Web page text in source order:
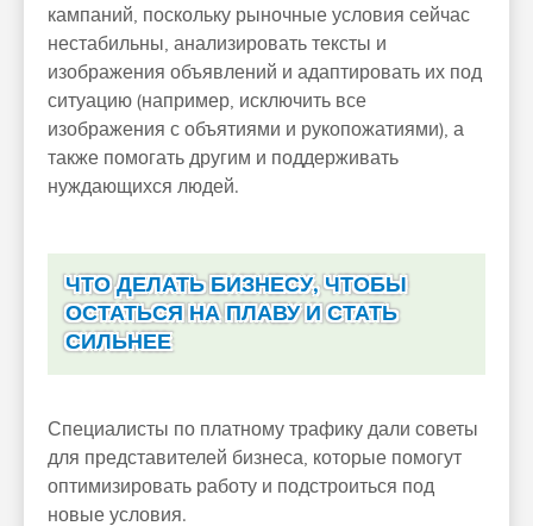
кампаний, поскольку рыночные условия сейчас
нестабильны, анализировать тексты и
изображения объявлений и адаптировать их под
ситуацию (например, исключить все
изображения с объятиями и рукопожатиями), а
также помогать другим и поддерживать
нуждающихся людей.
ЧТО ДЕЛАТЬ БИЗНЕСУ, ЧТОБЫ
ОСТАТЬСЯ НА ПЛАВУ И СТАТЬ
СИЛЬНЕЕ
Специалисты по платному трафику дали советы
для представителей бизнеса, которые помогут
оптимизировать работу и подстроиться под
новые условия.